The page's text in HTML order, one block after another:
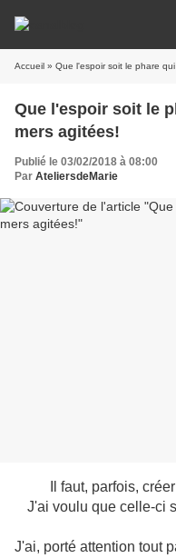
Accueil » Que l'espoir soit le phare
Que l'espoir soit le
mers agitées!
Publié le 03/02/2018 à 08:00
Par AteliersdeMarie
Il faut, parfois,
J'ai voulu que celle-ci
J'ai, porté attention tout